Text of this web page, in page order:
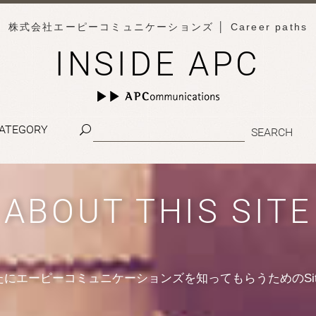
株式会社エーピーコミュニケーションズ │ Career paths
INSIDE APC
ABOUT THIS SITE
にエーピーコミュニケーションズを知ってもらうための